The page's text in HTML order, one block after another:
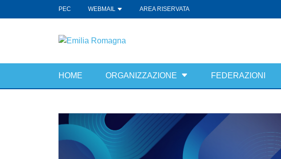
PEC WEBMAIL AREA RISERVATA
HOME ORGANIZZAZIONE FEDERAZIONI